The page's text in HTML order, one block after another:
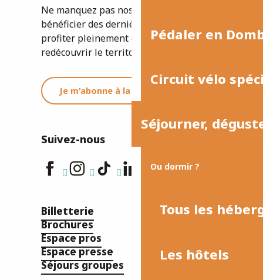
Pédaler en
Circuit vélo
Séjourner,
Ou dormir ?
Tous les
Les hôtels
Ne manquez pas nos newsletters pour
bénéficier des dernières informations et
profiter pleinement de votre séjour ou
redécouvrir le territoire.
Je m'abonne à la newsletter
Suivez-nous
Billetterie
Brochures
Espace pros
Espace presse
Séjours groupes